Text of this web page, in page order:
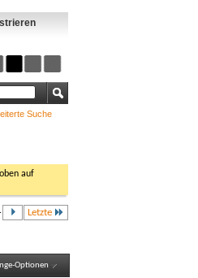
Suche
auf
Letzte
Optionen